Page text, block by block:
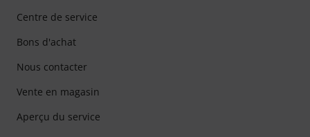
Centre de service
Bons d'achat
Nous contacter
Vente en magasin
Aperçu du service